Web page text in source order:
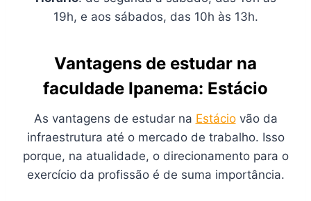
19h, e aos sábados, das 10h às 13h.
Vantagens de estudar na
faculdade Ipanema: Estácio
As vantagens de estudar na Estáciovão da
infraestrutura até o mercado de trabalho. Isso
porque, na atualidade, o direcionamento para o
exercício da profissão é de suma importância.